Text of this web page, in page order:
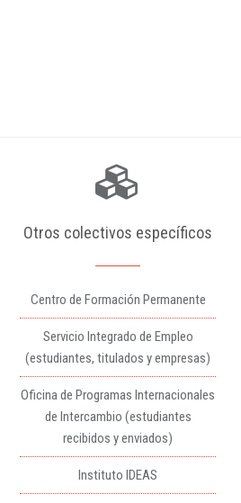
Otros colectivos específicos
Centro de Formación Permanente
Servicio Integrado de Empleo
(estudiantes, titulados y empresas)
Oficina de Programas Internacionales
de Intercambio (estudiantes
recibidos y enviados)
Instituto IDEAS